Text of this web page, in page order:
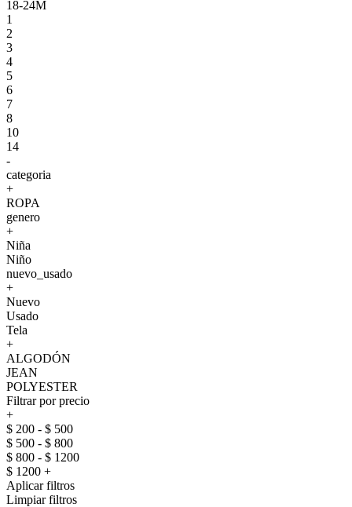
18-24M
1
2
3
4
5
6
7
8
10
14
-
categoria
+
ROPA
genero
+
Niña
Niño
nuevo_usado
+
Nuevo
Usado
Tela
+
ALGODÓN
JEAN
POLYESTER
Filtrar por precio
+
$ 200 - $ 500
$ 500 - $ 800
$ 800 - $ 1200
$ 1200 +
Aplicar filtros
Limpiar filtros